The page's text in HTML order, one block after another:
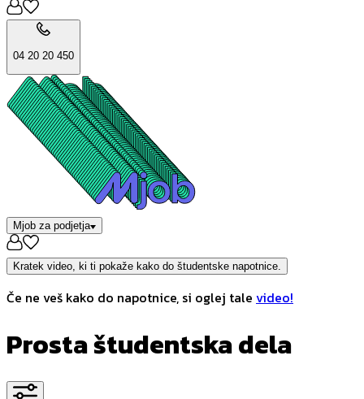
04 20 20 450
Mjob za podjetja
Kratek video, ki ti pokaže kako do študentske napotnice.
Če ne veš kako do napotnice, si oglej tale video!
Prosta študentska dela